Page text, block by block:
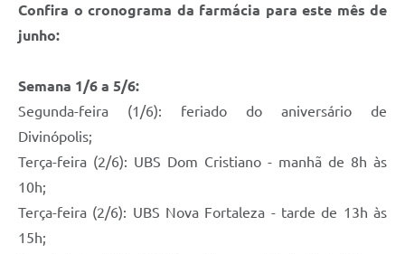
Confira o cronograma da farmácia para este mês de
junho:
Semana 1/6 a 5/6:
Segunda-feira (1/6): feriado do aniversário de
Divinópolis;
Terça-feira (2/6): UBS Dom Cristiano - manhã de 8h às
10h;
Terça-feira (2/6): UBS Nova Fortaleza - tarde de 13h às
15h;